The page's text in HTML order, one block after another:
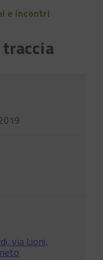
e incontri
traccia
via Lioni,